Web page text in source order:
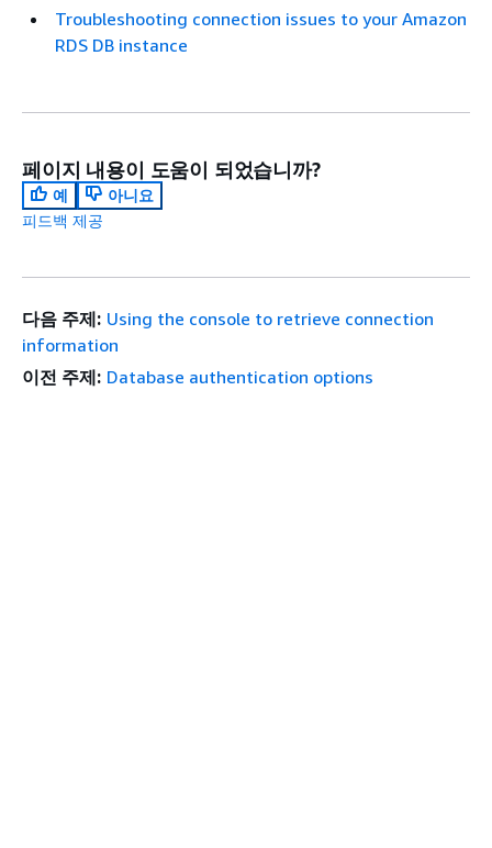
Troubleshooting connection issues to your Amazon
RDS DB instance
페이지 내용이 도움이 되었습니까?
예
아니요
피드백 제공
다음 주제: Using the console to retrieve connection
information
이전 주제: Database authentication options